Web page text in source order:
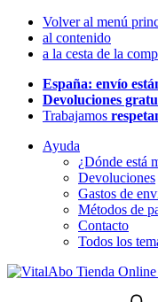
Volver al menú
al contenido
a la cesta de la
España: envío
Devoluciones
Trabajamos
Ayuda
¿Dónde está
Devoluciones
Gastos de
Métodos de
Contacto
Todos los